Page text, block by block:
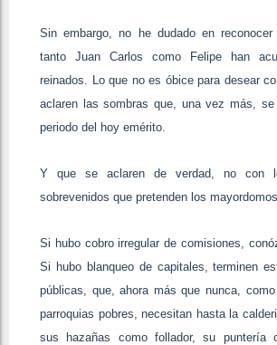
Sin embargo, no he dudado en
tanto Juan Carlos como Felipe han
reinados. Lo que no es óbice para desear
aclaren las sombras que, una vez más, se
periodo del hoy emérito.
Y que se aclaren de verdad, no con
sobrevenidos que pretenden los
Si hubo cobro irregular de comisiones,
Si hubo blanqueo de capitales, terminen
públicas, que, ahora más que nunca,
parroquias pobres, necesitan hasta la
sus hazañas como follador, su